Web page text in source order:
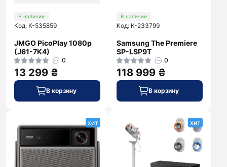
В наличии
Код: K-535859
JMGO PicoPlay 1080p
(J61-7K4)
0
13 299 ₴
В корзину
В наличии
Код: K-233799
Samsung The Premiere
SP-LSP9T
0
118 999 ₴
В корзину
хит хит